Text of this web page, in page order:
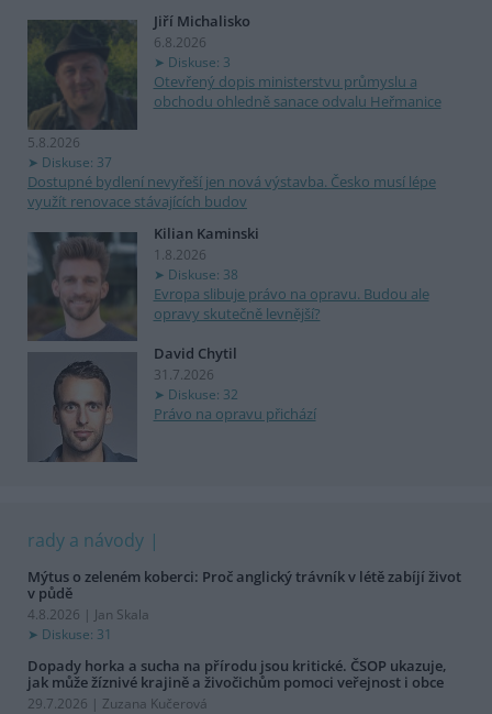
Jiří Michalisko
6.8.2026
Diskuse: 3
Otevřený dopis ministerstvu průmyslu a
obchodu ohledně sanace odvalu Heřmanice
5.8.2026
Diskuse: 37
Dostupné bydlení nevyřeší jen nová výstavba. Česko musí lépe
využít renovace stávajících budov
Kilian Kaminski
1.8.2026
Diskuse: 38
Evropa slibuje právo na opravu. Budou ale
opravy skutečně levnější?
David Chytil
31.7.2026
Diskuse: 32
Právo na opravu přichází
rady a návody
Mýtus o zeleném koberci: Proč anglický trávník v létě zabíjí život
v půdě
4.8.2026 | Jan Skala
Diskuse: 31
Dopady horka a sucha na přírodu jsou kritické. ČSOP ukazuje,
jak může žíznivé krajině a živočichům pomoci veřejnost i obce
29.7.2026 | Zuzana Kučerová